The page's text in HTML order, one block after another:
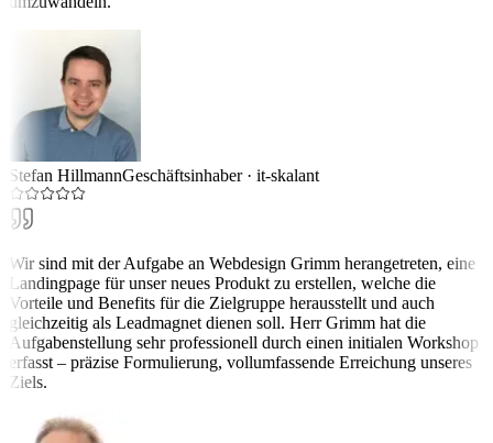
Stefan HillmannGeschäftsinhaber· it-skalant
Wir sind mit der Aufgabe an Webdesign Grimm herangetreten, eine
Landingpage für unser neues Produkt zu erstellen, welche die
Vorteile und Benefits für die Zielgruppe herausstellt und auch
gleichzeitig als Leadmagnet dienen soll. Herr Grimm hat die
Aufgabenstellung sehr professionell durch einen initialen Workshop
erfasst – präzise Formulierung, vollumfassende Erreichung unseres
Ziels.